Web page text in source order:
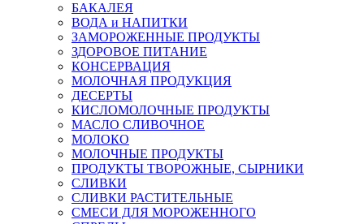
БАКАЛЕЯ
ВОДА и НАПИТКИ
ЗАМОРОЖЕННЫЕ ПРОДУКТЫ
ЗДОРОВОЕ ПИТАНИЕ
КОНСЕРВАЦИЯ
МОЛОЧНАЯ ПРОДУКЦИЯ
ДЕСЕРТЫ
КИСЛОМОЛОЧНЫЕ ПРОДУКТЫ
МАСЛО СЛИВОЧНОЕ
МОЛОКО
МОЛОЧНЫЕ ПРОДУКТЫ
ПРОДУКТЫ ТВОРОЖНЫЕ, СЫРНИКИ
СЛИВКИ
СЛИВКИ РАСТИТЕЛЬНЫЕ
СМЕСИ ДЛЯ МОРОЖЕННОГО